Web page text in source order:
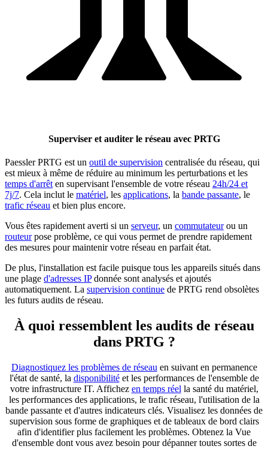
Superviser et auditer le réseau avec PRTG
Paessler PRTG est un outil de supervision centralisée du réseau, qui
est mieux à même de réduire au minimum les perturbations et les
temps d'arrêt en supervisant l'ensemble de votre réseau 24h/24 et
7j/7. Cela inclut le matériel, les applications, la bande passante, le
trafic réseau et bien plus encore.
Vous êtes rapidement averti si un serveur, un commutateurou un
routeurpose problème, ce qui vous permet de prendre rapidement
des mesures pour maintenir votre réseau en parfait état.
De plus, l'installation est facile puisque tous les appareils situés dans
une plage d'adresses IPdonnée sont analysés et ajoutés
automatiquement. La supervision continue de PRTG rend obsolètes
les futurs audits de réseau.
À quoi ressemblent les audits de réseau
dans PRTG ?
Diagnostiquez les problèmes de réseau en suivant en permanence
l'état de santé, la disponibilitéet les performances de l'ensemble de
votre infrastructure IT. Affichez en temps réel la santé du matériel,
les performances des applications, le trafic réseau, l'utilisation de la
bande passante et d'autres indicateurs clés. Visualisez les données de
supervision sous forme de graphiques et de tableaux de bord clairs
afin d'identifier plus facilement les problèmes. Obtenez la Vue
d'ensemble dont vous avez besoin pour dépanner toutes sortes de